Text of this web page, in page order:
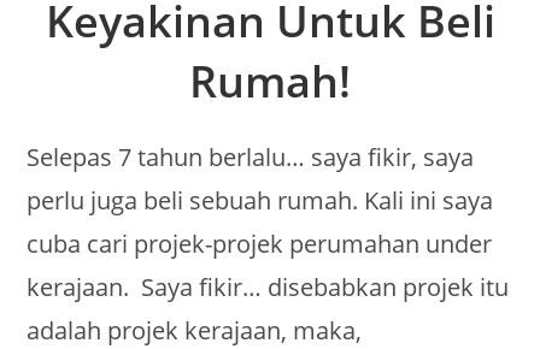
Keyakinan Untuk Beli
Rumah!
Selepas 7 tahun berlalu… saya fikir, saya
perlu juga beli sebuah rumah. Kali ini saya
cuba cari projek-projek perumahan under
kerajaan. Saya fikir… disebabkan projek itu
adalah projek kerajaan, maka,